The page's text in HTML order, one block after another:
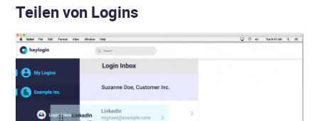
Teilen von Logins